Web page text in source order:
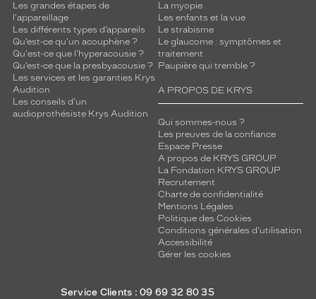
Les grandes étapes de
l'appareillage
Les différents types d’appareils
Qu’est-ce qu'un acouphène ?
Qu'est-ce que l'hyperacousie ?
Qu’est-ce que la presbyacousie ?
Les services et les garanties Krys
Audition
Les conseils d'un
audioprothésiste Krys Audition
La myopie
Les enfants et la vue
Le strabisme
Le glaucome : symptômes et
traitement
Paupière qui tremble ?
A PROPOS DE KRYS
Qui sommes-nous ?
Les preuves de la confiance
Espace Presse
A propos de KRYS GROUP
La Fondation KRYS GROUP
Recrutement
Charte de confidentialité
Mentions Légales
Politique des Cookies
Conditions générales d'utilisation
Accessibilité
Gérer les cookies
Service Clients : 09 69 32 80 35